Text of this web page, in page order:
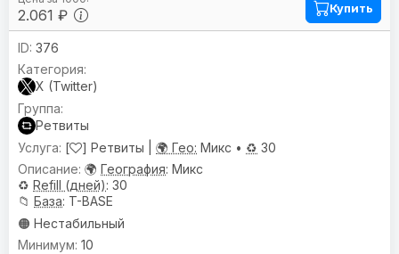
2.061 ₽ Купить
376
X (Twitter)
Ретвиты
[
] Ретвиты | 🌍 Гео: Микс • ♻️ 30
🌍 География: Микс
♻️ Refill (дней): 30
📁 База: T-BASE
🟠 Нестабильный
10